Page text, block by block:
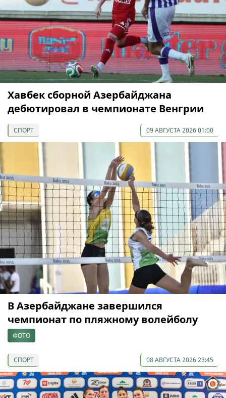
Хавбек сборной Азербайджана
дебютировал в чемпионате Венгрии
СПОРТ 09 АВГУСТА 2026 01:00
В Азербайджане завершился
чемпионат по пляжному волейболу
ФОТО
СПОРТ 08 АВГУСТА 2026 23:45